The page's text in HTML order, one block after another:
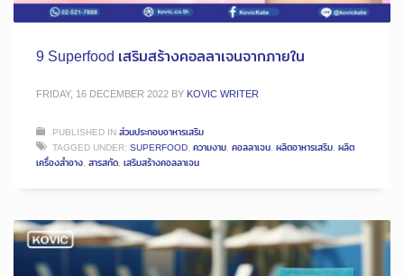
9 Superfood เสริมสร้างคอลลาเจนจากภายใน
FRIDAY, 16 DECEMBER 2022 BY KOVIC WRITER
PUBLISHED INส่วนประกอบอาหารเสริม
TAGGED UNDER: SUPERFOOD, ความงาม, คอลลาเจน, ผลิตอาหารเสริม, ผลิต
เครื่องสำอาง, สารสกัด, เสริมสร้างคอลลาเจน